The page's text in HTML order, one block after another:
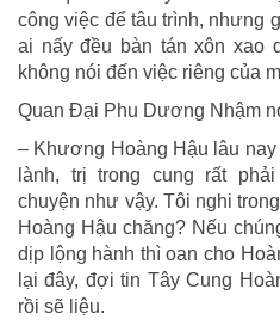
công việc để tâu trình, nhưng
ai nấy đều bàn tán xôn xao
không nói đến việc riêng của
Quan Ðại Phu Dương Nhậm
– Khương Hoàng Hậu lâu
lành, trị trong cung rất
chuyện như vậy. Tôi nghi
Hoàng Hậu chăng? Nếu
dịp lộng hành thì oan cho
lại đây, đợi tin Tây Cung
rồi sẽ liệu.